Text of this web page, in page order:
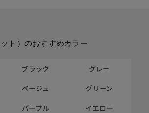
ト）のおすすめカラー
ブラック
グレー
ベージュ
グリーン
パープル
イエロー